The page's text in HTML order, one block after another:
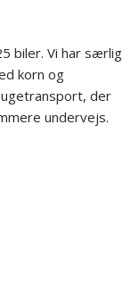
biler. Vi har særlig
korn og
der
undervejs.